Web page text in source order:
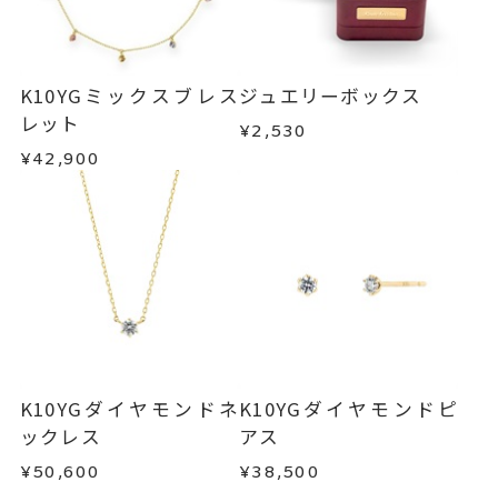
K10YGミックスブレス
レット
¥42,900
ジュエリーボックス
¥2,530
K10YGダイヤモンドネ
ックレス
¥50,600
K10YGダイヤモンドピ
アス
¥38,500